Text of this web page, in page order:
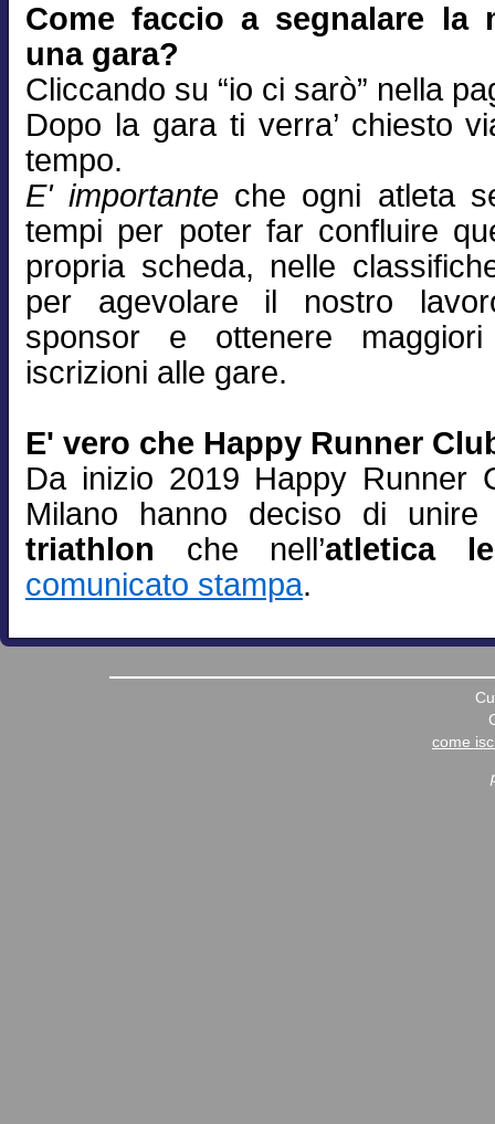
Come faccio a segnalare la
una gara?
Cliccando su “io ci sarò” nella
Dopo la gara ti verra’ chiesto
tempo.
E' importante che ogni atleta
tempi per poter far confluire
propria scheda, nelle
per agevolare il nostro
sponsor e ottenere
iscrizioni alle gare.
E' vero che Happy Runner
Da inizio 2019 Happy Runner
Milano hanno deciso di
triathlon che nell’atletica
comunicato stampa.
come